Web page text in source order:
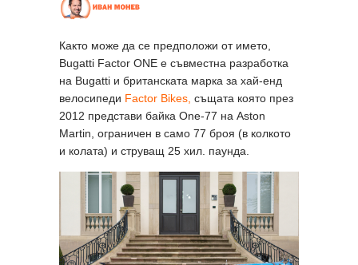
Както може да се предположи от името,
Bugatti Factor ONE е съвместна разработка
на Bugatti и британската марка за хай-енд
велосипеди Factor Bikes, същата която през
2012 представи байка One-77 на Aston
Martin, ограничен в само 77 броя (в колкото
и колата) и струващ 25 хил. паунда.